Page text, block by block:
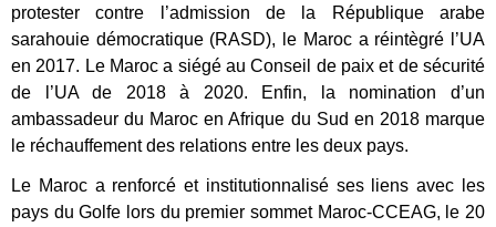
protester contre l’admission de la République arabe
sarahouie démocratique (RASD), le Maroc a réintègré l’UA
en 2017. Le Maroc a siégé au Conseil de paix et de sécurité
de l’UA de 2018 à 2020. Enfin, la nomination d’un
ambassadeur du Maroc en Afrique du Sud en 2018 marque
le réchauffement des relations entre les deux pays.
Le Maroc a renforcé et institutionnalisé ses liens avec les
pays du Golfe lors du premier sommet Maroc-CCEAG, le 20